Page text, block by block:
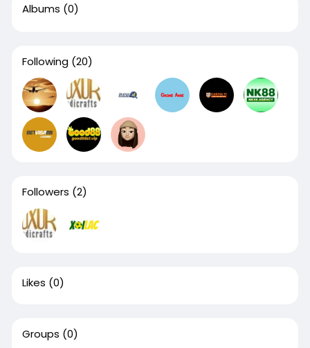
Albums (0)
Following (20)
Followers (2)
Likes (0)
Groups (0)